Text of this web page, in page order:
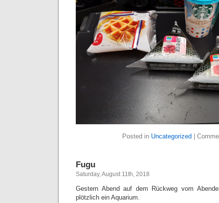
Posted in Uncategorized |
Fugu
Saturday, August 11th, 2018
Gestern Abend auf dem Rückweg vom
plötzlich ein Aquarium.